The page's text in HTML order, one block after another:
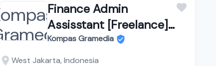
Finance Admin
Assisstant [Freelance]
at Corporate Finance &
Legal
Kompas Gramedia
West Jakarta, Indonesia